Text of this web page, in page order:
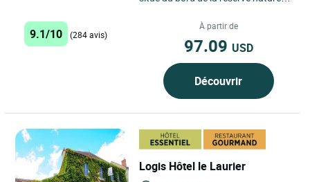
randonnée longe...
9.1/10 (284 avis)
À partir de
97.09 USD
Découvrir
Logis Hôtel le Laurier